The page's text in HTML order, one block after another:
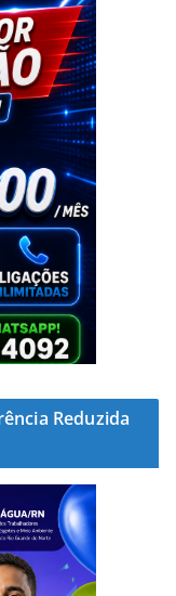
Reduzida